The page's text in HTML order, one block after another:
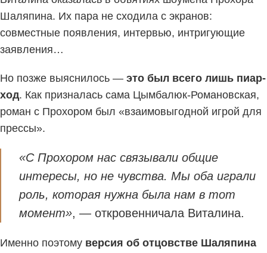
Шаляпина. Их пара не сходила с экранов:
совместные появления, интервью, интригующие
заявления…
Но позже выяснилось — это был всего лишь пиар-
ход. Как призналась сама Цымбалюк-Романовская,
роман с Прохором был «взаимовыгодной игрой для
прессы».
«С Прохором нас связывали общие
интересы, но не чувства. Мы оба играли
роль, которая нужна была нам в тот
момент», — откровенничала Виталина.
Именно поэтому версия об отцовстве Шаляпина